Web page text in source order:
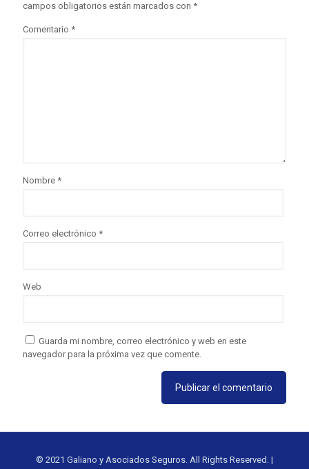
campos obligatorios están marcados con *
Comentario *
Nombre *
Correo electrónico *
Web
Guarda mi nombre, correo electrónico y web en este
navegador para la próxima vez que comente.
© 2021 Galiano y Asociados Seguros. All Rights Reserved. |